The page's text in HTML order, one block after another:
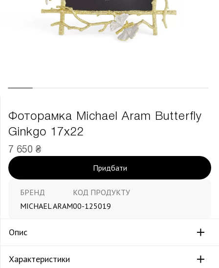
Фоторамка Michael Aram Butterfly
Ginkgo 17х22
7 650 ₴
Придбати
БРЕНД
MICHAEL ARAM
КОД ПРОДУКТУ
00-125019
Опис
Характеристики